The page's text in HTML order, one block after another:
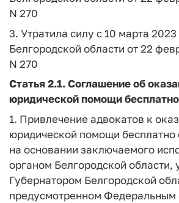
N 270
3. Утратила силу с 10 марта 2023
Белгородской области от 22
N 270
Статья 2.1. Соглашение об
юридической помощи бесплатно
1. Привлечение адвокатов к
юридической помощи бесплатно
на основании заключаемого
органом Белгородской
Губернатором Белгородской
предусмотренном Федеральным